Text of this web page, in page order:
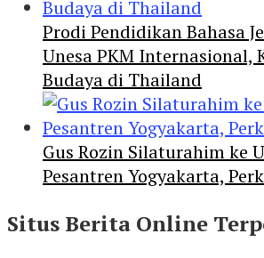
Prodi Pendidikan Bahasa
Unesa PKM Internasional,
Budaya di Thailand
Gus Rozin Silaturahim ke
Pesantren Yogyakarta,
Situs Berita Online